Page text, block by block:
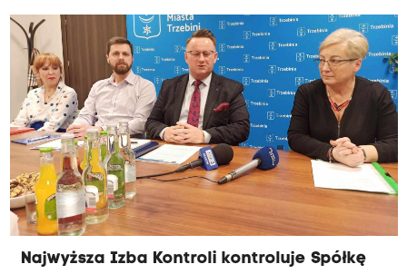
Najwyższa Izba Kontroli kontroluje Spółkę